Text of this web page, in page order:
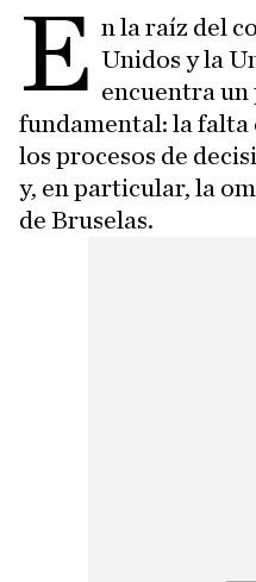
E n la raíz del
Unidos y la
encuentra un
fundamental: la falta
los procesos de
y, en particular, la
de Bruselas.